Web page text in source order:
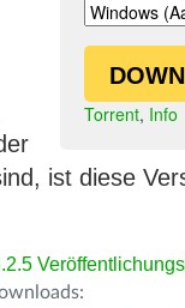
Torrent, Info
ist diese